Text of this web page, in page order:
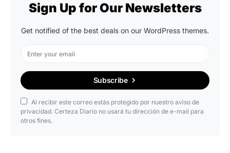
Sign Up for Our Newsletters
Get notified of the best deals on our WordPress themes.
Subscribe
Al recibir este correo estás protegido por nuestro aviso de
privacidad. Certeza Diario no usará tu dirección de e-mail para
otros fines.